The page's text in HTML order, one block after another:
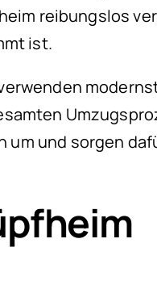
reibungslos
ist.
und sorgen